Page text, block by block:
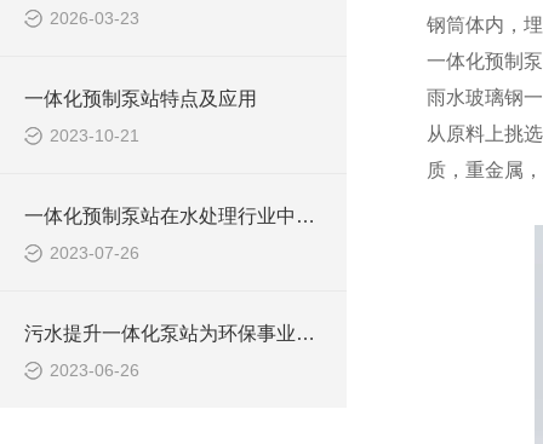
2026-03-23
一体化预制泵站特点及应用
2023-10-21
一体化预制泵站在水处理行业中的应用
2023-07-26
污水提升一体化泵站为环保事业做出了哪些贡献？
2023-06-26
钢筒体内，
一体化预制
雨水玻璃钢
从原料上挑
质，重金属